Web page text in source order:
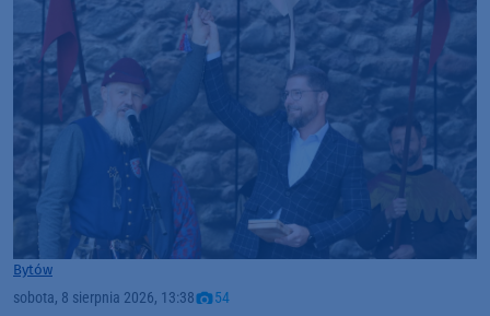
Bytów
sobota, 8 sierpnia 2026, 13:38 54